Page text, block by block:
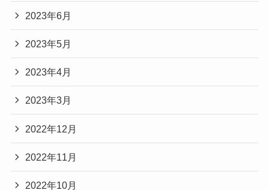
2023年6月
2023年5月
2023年4月
2023年3月
2022年12月
2022年11月
2022年10月